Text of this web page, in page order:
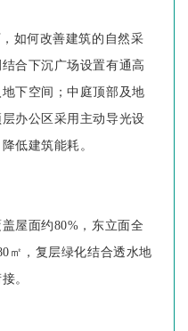
如何改善建筑的自然采
合下沉广场设置有通高
下空间；中庭顶部及地
办公区采用主动导光设
低建筑能耗。
屋面约80%，东立面全
㎡，复层绿化结合透水地
。